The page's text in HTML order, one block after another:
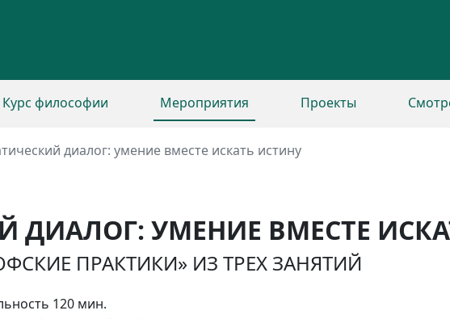
Курс философии Мероприятия Проекты
диалог: умение вместе искать истину
ДИАЛОГ: УМЕНИЕ ВМЕСТЕ
ПРАКТИКИ» ИЗ ТРЕХ ЗАНЯТИЙ
120 мин.